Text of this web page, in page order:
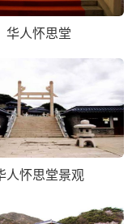
华人怀思堂
人怀思堂景观